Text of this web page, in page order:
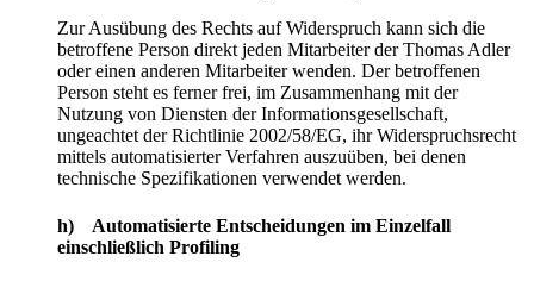
Zur Ausübung des Rechts auf Widerspruch kann sich die
betroffene Person direkt jeden Mitarbeiter der Thomas Adler
oder einen anderen Mitarbeiter wenden. Der betroffenen
Person steht es ferner frei, im Zusammenhang mit der
Nutzung von Diensten der Informationsgesellschaft,
ungeachtet der Richtlinie 2002/58/EG, ihr Widerspruchsrecht
mittels automatisierter Verfahren auszuüben, bei denen
technische Spezifikationen verwendet werden.
h) Automatisierte Entscheidungen im Einzelfall
einschließlich Profiling